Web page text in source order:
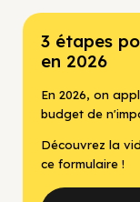
3 étapes
en 2026
En 2026, on
budget de
Découvrez la
ce formulaire !